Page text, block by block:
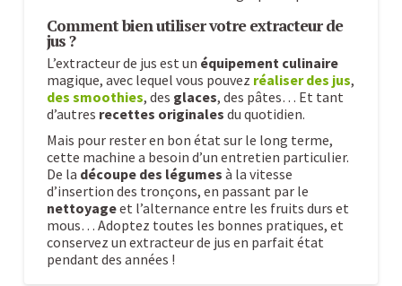
Comment bien utiliser votre extracteur de
jus ?
L’extracteur de jus est un équipement culinaire
magique, avec lequel vous pouvez réaliser des jus,
des smoothies, des glaces, des pâtes… Et tant
d’autres recettes originales du quotidien.
Mais pour rester en bon état sur le long terme,
cette machine a besoin d’un entretien particulier.
De la découpe des légumes à la vitesse
d’insertion des tronçons, en passant par le
nettoyageet l’alternance entre les fruits durs et
mous… Adoptez toutes les bonnes pratiques, et
conservez un extracteur de jus en parfait état
pendant des années !